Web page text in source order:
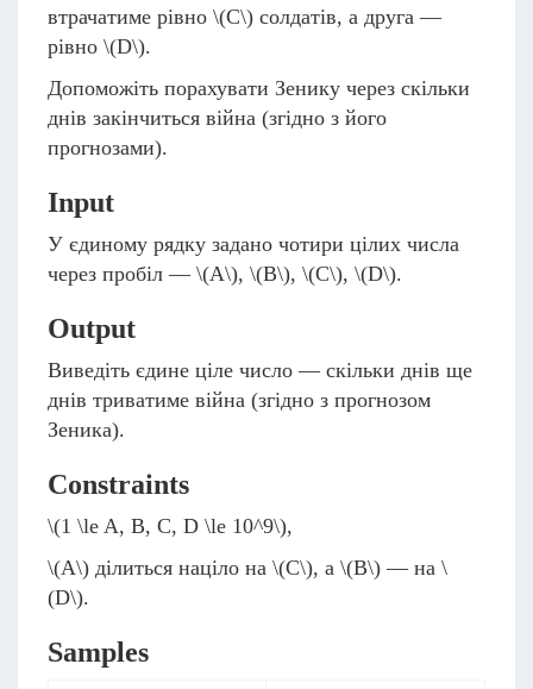
втрачатиме рівно \(C\) солдатів, а друга —
рівно \(D\).
Допоможіть порахувати Зенику через скільки
днів закінчиться війна (згідно з його
прогнозами).
Input
У єдиному рядку задано чотири цілих числа
через пробіл — \(A\), \(B\), \(C\), \(D\).
Output
Виведіть єдине ціле число — скільки днів ще
днів триватиме війна (згідно з прогнозом
Зеника).
Constraints
\(1 \le A, B, C, D \le 10^9\),
\(A\) ділиться націло на \(C\), a \(B\) — на \
(D\).
Samples